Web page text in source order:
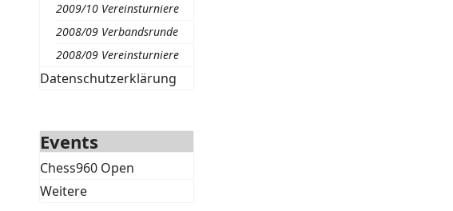
2009/10 Vereinsturniere
2008/09 Verbandsrunde
2008/09 Vereinsturniere
Datenschutzerklärung
Events
Chess960 Open
Weitere